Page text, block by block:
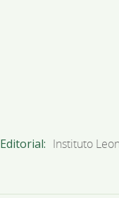
Editorial
Instituto